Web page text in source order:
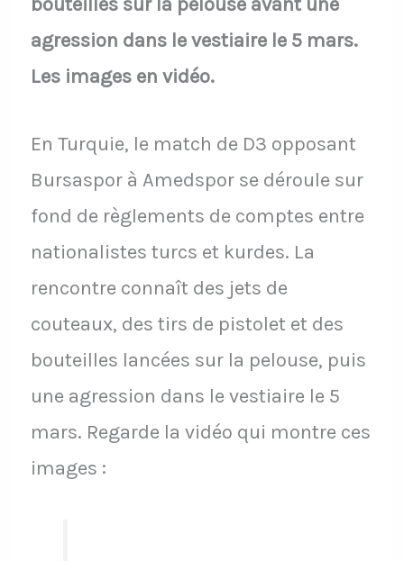
agression dans le vestiaire le 5 mars.
Les images en vidéo.
En Turquie, le match de D3 opposant
Bursaspor à Amedspor se déroule sur
fond de règlements de comptes entre
nationalistes turcs et kurdes. La
rencontre connaît des jets de
couteaux, des tirs de pistolet et des
bouteilles lancées sur la pelouse, puis
une agression dans le vestiaire le 5
mars. Regarde la vidéo qui montre ces
images :